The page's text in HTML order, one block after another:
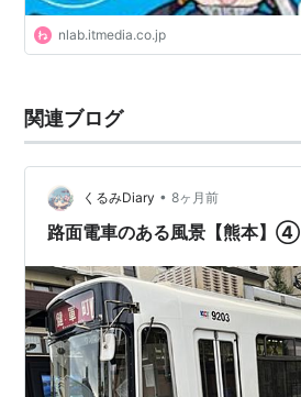
nlab.itmedia.co.jp
関連ブログ
くるみDiary • 8ヶ月前
路面電車のある風景【熊本】④